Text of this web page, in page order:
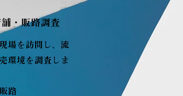
・販路調査
場を訪問し、流
環境を調査しま
路